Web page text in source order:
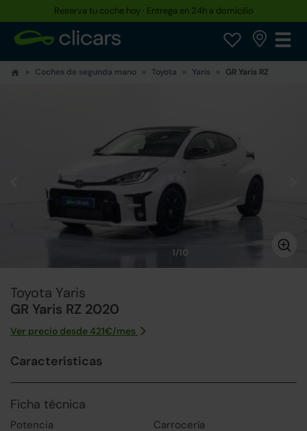
Reserva tu coche hoy · Entrega en 24h a domicilio
Coches de segunda mano Toyota Yaris GR Yaris RZ
1/10
Toyota Yaris
GR Yaris RZ 2020
Ver precio desde421€/mes
Características
Ficha técnica
Potencia
Carrocería